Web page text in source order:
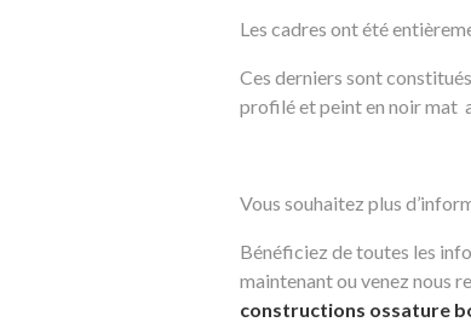
Les cadres ont été
Ces derniers sont
profilé et peint en noir mat
Vous souhaitez plus
Bénéficiez de toutes les
maintenant ou venez nous
constructions ossature